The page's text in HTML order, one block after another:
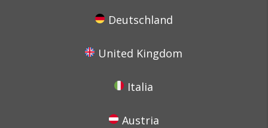
Deutschland
United Kingdom
Italia
Austria